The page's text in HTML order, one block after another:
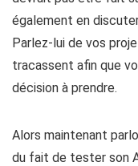
également en
Parlez-lui de vos
tracassent afin que
décision à prendre.
Alors maintenant
du fait de tester son